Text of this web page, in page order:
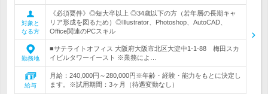
対象と
なる方
《必須要件》◎短大卒以上 ◎34歳以下の方（若年層の長期キャ
リア形成を図るため）◎Illustrator、Photoshop、AutoCAD、
Office関連のPCスキル
勤務地
■サテライトオフィス 大阪府大阪市北区大淀中1-1-88 梅田スカ
イビルタワーイースト ※業務によ…
給与
月給：240,000円～280,000円※年齢・経験・能力をもとに決定し
ます。※試用期間：3ヶ月（待遇変動なし）